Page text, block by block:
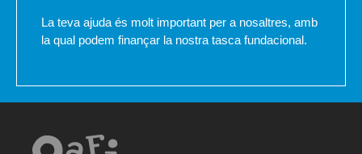
La teva ajuda és molt important per a nosaltres, amb
la qual podem finançar la nostra tasca fundacional.